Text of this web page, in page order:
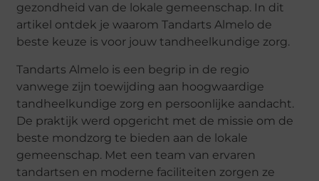
gezondheid van de lokale gemeenschap. In dit
artikel ontdek je waarom Tandarts Almelo de
beste keuze is voor jouw tandheelkundige zorg.
Tandarts Almelo is een begrip in de regio
vanwege zijn toewijding aan hoogwaardige
tandheelkundige zorg en persoonlijke aandacht.
De praktijk werd opgericht met de missie om de
beste mondzorg te bieden aan de lokale
gemeenschap. Met een team van ervaren
tandartsen en moderne faciliteiten zorgen ze